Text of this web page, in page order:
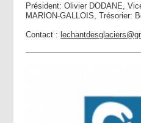
Président: Olivier DODANE,
MARION-GALLOIS, Trésorier:
Contact :